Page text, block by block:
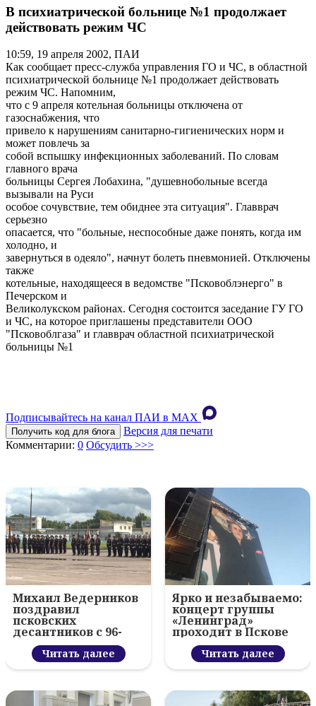
В психиатрической больнице №1 продолжает
действовать режим ЧС
10:59, 19 апреля 2002, ПАИ
Как сообщает пресс-служба управления ГО и ЧС, в областной
психиатрической больнице №1 продолжает действовать
режим ЧС. Напомним,
что с 9 апреля котельная больницы отключена от
газоснабжения, что
привело к нарушениям санитарно-гигиенических норм и
может повлечь за
собой вспышку инфекционных заболеваний. По словам
главного врача
больницы Сергея Лобахина, "душевнобольные всегда
вызывали на Руси
особое сочувствие, тем обиднее эта ситуация". Главврач
серьезно
опасается, что "больные, неспособные даже понять, когда им
холодно, и
завернуться в одеяло", начнут болеть пневмонией. Отключены
также
котельные, находящееся в ведомстве "Псковоблэнерго" в
Печерском и
Великолукском районах. Сегодня состоится заседание ГУ ГО
и ЧС, на которое приглашены представители ООО
"Псковоблгаза" и главврач областной психиатрической
больницы №1
Подписывайтесь на канал ПАИ в MAХ
Получить код для блога
Версия для печати
Комментарии: 0 Обсудить >>>
Михаил Ведерников
поздравил
псковских
десантников с 96-
летием ВДВ и
вручил награды
Читать далее
Ярко и незабываемо:
концерт группы
«Ленинград»
проходит в Пскове
Читать далее